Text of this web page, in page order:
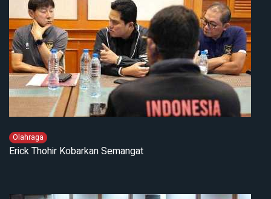
Olahraga
Erick Thohir Kobarkan Semangat